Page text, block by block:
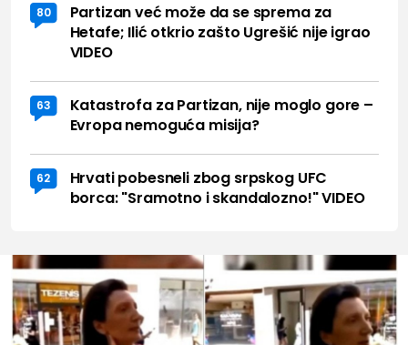
80
Partizan već može da se sprema za
Hetafe; Ilić otkrio zašto Ugrešić nije igrao
VIDEO
63
Katastrofa za Partizan, nije moglo gore –
Evropa nemoguća misija?
62
Hrvati pobesneli zbog srpskog UFC
borca: "Sramotno i skandalozno!" VIDEO